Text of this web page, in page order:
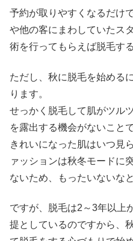
予約が取りやすくなるだけ
や他の客にまわしていたス
術を行ってもらえば脱毛す
ただし、秋に脱毛を始める
ります。
せっかく脱毛して肌がツル
を露出する機会がないことで
きれいになった肌はいつ見
ァッションは秋冬モードに
ないため、もったいないな
ですが、脱毛は2～3年以上
提としているのですから、